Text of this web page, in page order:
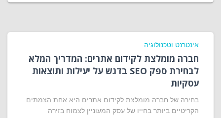
אינטרנט וטכנולוגיה
חברה מומלצת לקידום אתרים: המדריך המלא
לבחירת ספק SEO בדגש על יעילות ותוצאות
עסקיות
בחירה של חברה מומלצת לקידום אתרים היא אחת הצמתים
הקריטיים ביותר בחייו של עסק המעוניין לצמוח בזירה